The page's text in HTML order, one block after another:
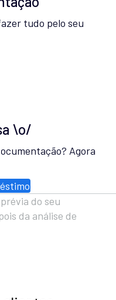
tudo pelo seu
\o/
Agora
do seu
da análise de